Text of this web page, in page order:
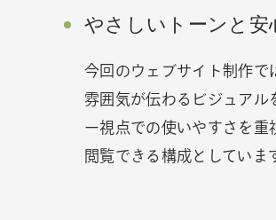
やさしいトーンと
今回のウェブサイト制作で
雰囲気が伝わるビジュア
ー視点での使いやすさを重
閲覧できる構成としていま